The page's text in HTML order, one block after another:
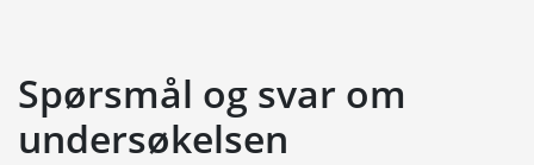
Spørsmål og svar om
undersøkelsen